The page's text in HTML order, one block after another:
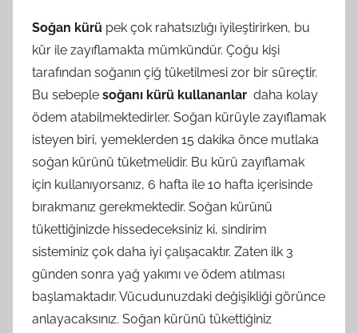
Soğan kürü pek çok rahatsızlığı iyileştirirken, bu
kür ile zayıflamakta mümkündür. Çoğu kişi
tarafından soğanın çiğ tüketilmesi zor bir süreçtir.
Bu sebeple soğanı kürü kullananlar daha kolay
ödem atabilmektedirler. Soğan kürüyle zayıflamak
isteyen biri, yemeklerden 15 dakika önce mutlaka
soğan kürünü tüketmelidir. Bu kürü zayıflamak
için kullanıyorsanız, 6 hafta ile 10 hafta içerisinde
bırakmanız gerekmektedir. Soğan kürünü
tükettiğinizde hissedeceksiniz ki, sindirim
sisteminiz çok daha iyi çalışacaktır. Zaten ilk 3
günden sonra yağ yakımı ve ödem atılması
başlamaktadır. Vücudunuzdaki değişikliği görünce
anlayacaksınız. Soğan kürünü tükettiğiniz